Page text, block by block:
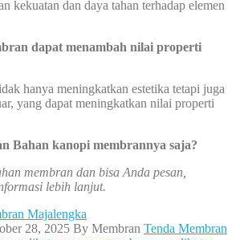
kekuatan dan daya tahan terhadap elemen
dapat menambah nilai properti
hanya meningkatkan estetika tetapi juga
yang dapat meningkatkan nilai properti
Bahan kanopi membrannya saja?
membran dan bisa Anda pesan,
lebih lanjut.
28, 2025 By Membran Tenda Membran